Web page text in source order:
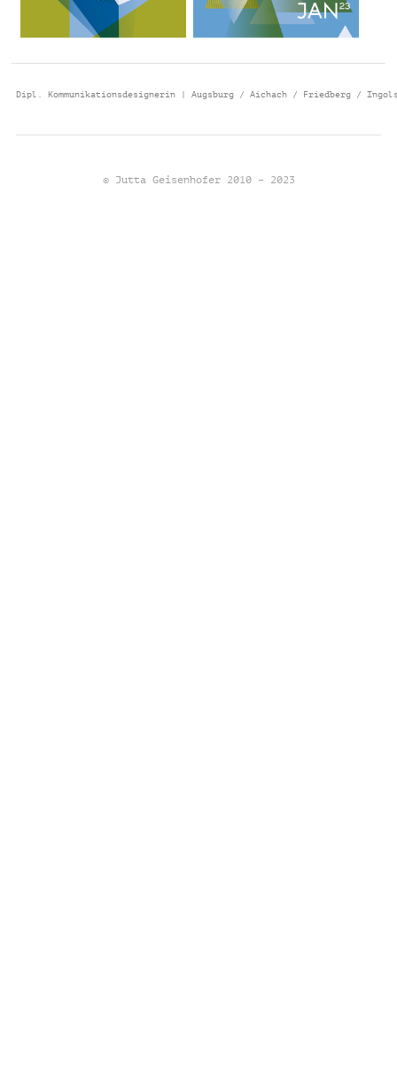
Dipl. Kommunikationsdesignerin | Augsburg / Aichach / Friedberg /
© Jutta Geisenhofer 2010 – 2023